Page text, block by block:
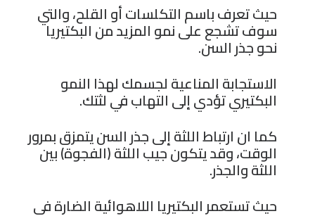
حيث تعرف باسم التكلسات أو القلح، والتي
سوف تشجع على نمو المزيد من البكتيريا
نحو جذر السن.
الاستجابة المناعية لجسمك لهذا النمو
البكتيري تؤدي إلى التهاب في لثتك.
كما ان ارتباط اللثة إلى جذر السن يتمزق بمرور
الوقت، وقد يتكون جيب اللثة (الفجوة) بين
اللثة والجذر.
حيث تستعمر البكتيريا اللاهوائية الضارة في